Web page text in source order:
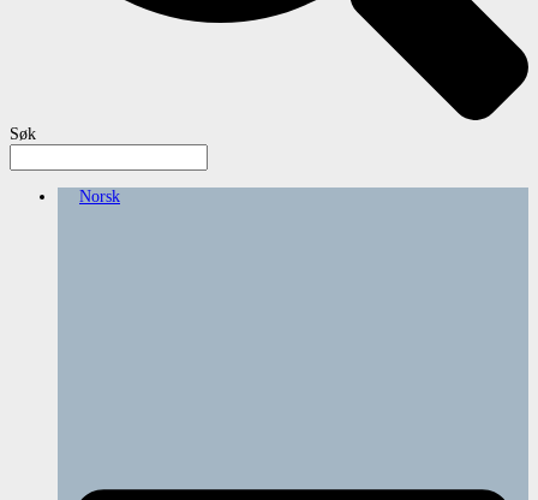
Søk
Norsk